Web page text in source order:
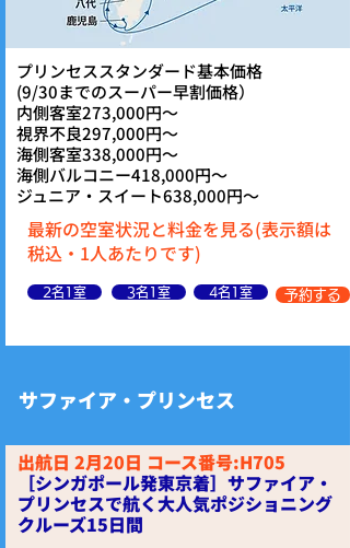
プリンセススタンダード基本価格
(9/30までのスーパー早割価格）
内側客室273,000円～
視界不良297,000円～
海側客室338,000円～
海側バルコニー418,000円～
ジュニア・スイート638,000円～
最新の空室状況と料金を見る(表示額は
税込・1人あたりです)
2名1室 3名1室 4名1室 予約する
サファイア・プリンセス
出航日 2月20日 コース番号:H705
［シンガポール発東京着］サファイア・
プリンセスで航く大人気ポジショニング
クルーズ15日間